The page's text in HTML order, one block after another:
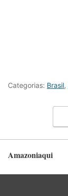
Categorias: Brasil,
Amazoniaqui